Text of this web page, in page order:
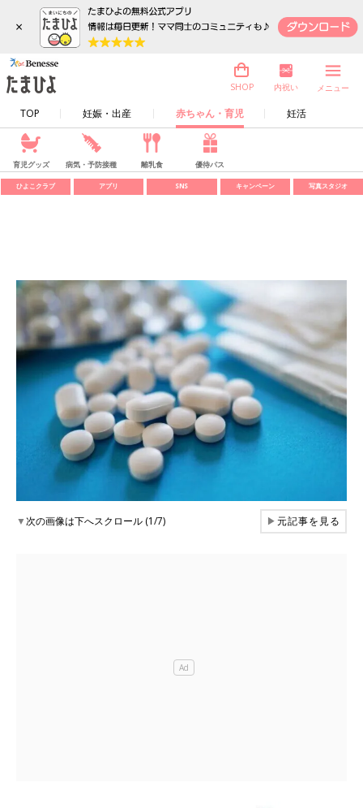
×
TOP 妊娠・出産 赤ちゃん・育児 妊活
SHOP 内祝い メニュー
育児グッズ 病気・予防接種 離乳食 優待パス
ひよこクラブ アプリ SNS キャンペーン 写真スタジオ
▼次の画像は下へスクロール (1/7) ▶元記事を見る